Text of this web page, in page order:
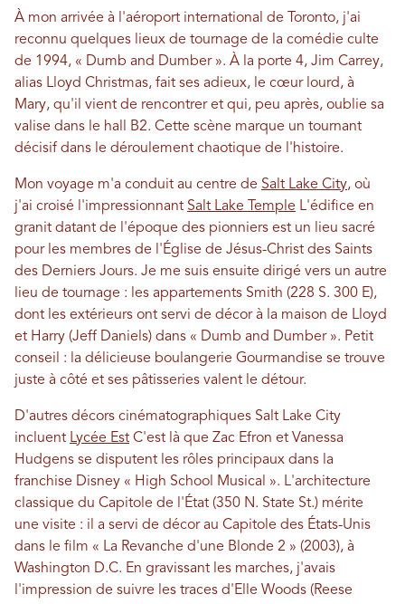
À mon arrivée à l'aéroport international de Toronto, j'ai
reconnu quelques lieux de tournage de la comédie culte
de 1994, « Dumb and Dumber ». À la porte 4, Jim Carrey,
alias Lloyd Christmas, fait ses adieux, le cœur lourd, à
Mary, qu'il vient de rencontrer et qui, peu après, oublie sa
valise dans le hall B2. Cette scène marque un tournant
décisif dans le déroulement chaotique de l'histoire.
Mon voyage m'a conduit au centre de Salt Lake City, où
j'ai croisé l'impressionnant Salt Lake Temple L'édifice en
granit datant de l'époque des pionniers est un lieu sacré
pour les membres de l'Église de Jésus-Christ des Saints
des Derniers Jours. Je me suis ensuite dirigé vers un autre
lieu de tournage : les appartements Smith (228 S. 300 E),
dont les extérieurs ont servi de décor à la maison de Lloyd
et Harry (Jeff Daniels) dans « Dumb and Dumber ». Petit
conseil : la délicieuse boulangerie Gourmandise se trouve
juste à côté et ses pâtisseries valent le détour.
D'autres décors cinématographiques Salt Lake City
incluent Lycée Est C'est là que Zac Efron et Vanessa
Hudgens se disputent les rôles principaux dans la
franchise Disney « High School Musical ». L'architecture
classique du Capitole de l'État (350 N. State St.) mérite
une visite : il a servi de décor au Capitole des États-Unis
dans le film « La Revanche d'une Blonde 2 » (2003), à
Washington D.C. En gravissant les marches, j'avais
l'impression de suivre les traces d'Elle Woods (Reese